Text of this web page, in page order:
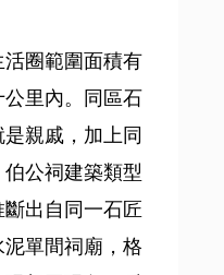
圈範圍面積有
公里內。同區石
親戚，加上同
公祠建築類型
出自同一石匠
單間祠廟，格